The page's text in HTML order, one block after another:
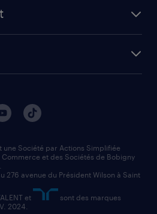
une Société par Actions Simplifiée
et des Sociétés de Bobigny
276 avenue du Président Wilson à Saint
et
sont des marques
2024.